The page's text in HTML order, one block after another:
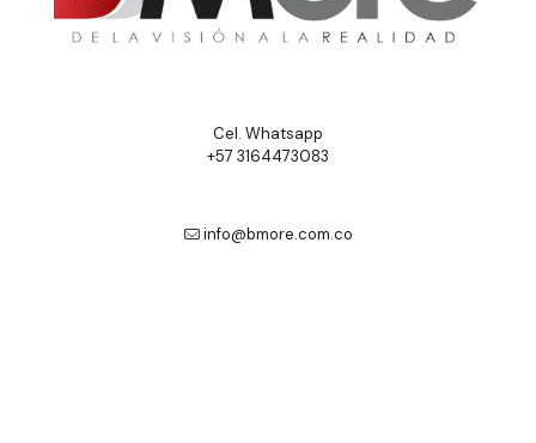
Cel. Whatsapp
+57 3164473083
info@bmore.com.co